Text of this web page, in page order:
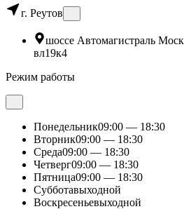
г. Реутов
шоссе Автомагистраль
вл19к4
Режим работы
Понедельник09:00 — 18:30
Вторник09:00 — 18:30
Среда09:00 — 18:30
Четверг09:00 — 18:30
Пятница09:00 — 18:30
Субботавыходной
Воскресеньевыходной